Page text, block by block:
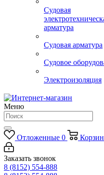
Судовая
арматура
Судовая арматура
Судовое
Электроизоляция
Меню
Отложенные 0
Заказать звонок
8 (8152) 554-888